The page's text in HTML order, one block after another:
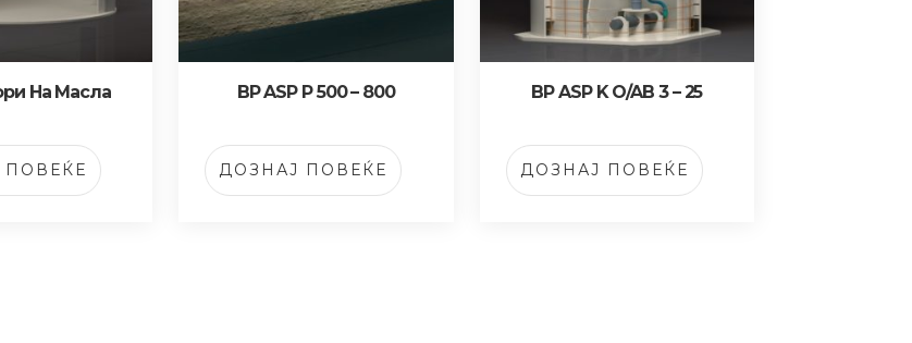
На Масла
ПОВЕЌЕ
BP ASP P 500 – 800
ДОЗНАЈ ПОВЕЌЕ
BP ASP K O/AB 3 – 25
ДОЗНАЈ ПОВЕЌЕ